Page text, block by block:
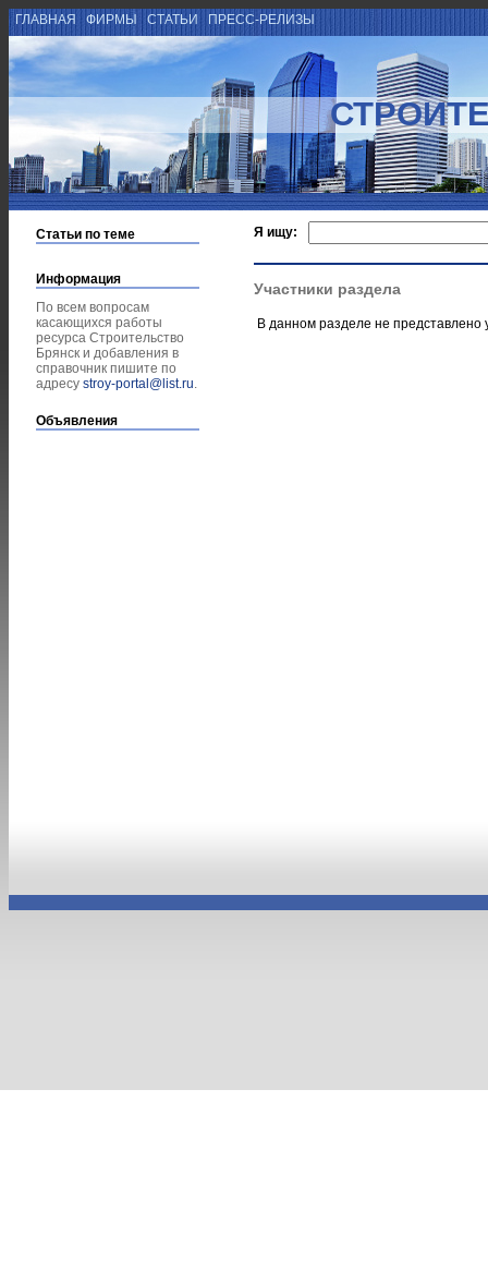
ГЛАВНАЯ ФИРМЫ СТАТЬИ ПРЕСС-РЕЛИЗЫ
Статьи по теме
Информация
По всем вопросам
касающихся работы
ресурса Строительство
Брянск и добавления в
справочник пишите по
адресу stroy-portal@list.ru.
Объявления
Я ищу:
Участники раздела
В данном разделе не представлено